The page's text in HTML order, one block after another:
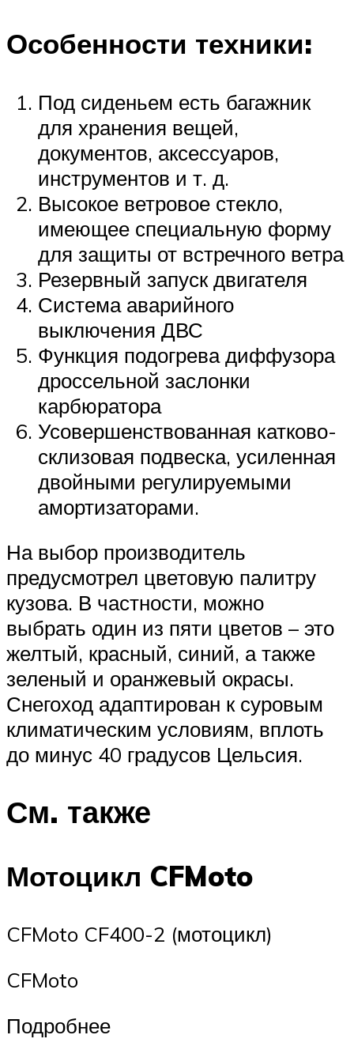
Особенности техники:
Под сиденьем есть багажник
для хранения вещей,
документов, аксессуаров,
инструментов и т. д.
Высокое ветровое стекло,
имеющее специальную форму
для защиты от встречного ветра
Резервный запуск двигателя
Система аварийного
выключения ДВС
Функция подогрева диффузора
дроссельной заслонки
карбюратора
Усовершенствованная катково-
склизовая подвеска, усиленная
двойными регулируемыми
амортизаторами.
На выбор производитель
предусмотрел цветовую палитру
кузова. В частности, можно
выбрать один из пяти цветов – это
желтый, красный, синий, а также
зеленый и оранжевый окрасы.
Снегоход адаптирован к суровым
климатическим условиям, вплоть
до минус 40 градусов Цельсия.
См. также
Мотоцикл CFMoto
CFMoto CF400-2 (мотоцикл)
CFMoto
Подробнее